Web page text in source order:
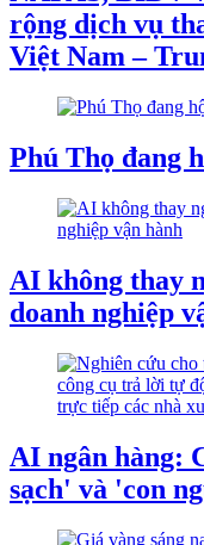
rộng dịch vụ
Việt Nam –
Phú Thọ đang
AI không thay
doanh nghiệp
AI ngân hàng:
sạch' và 'con